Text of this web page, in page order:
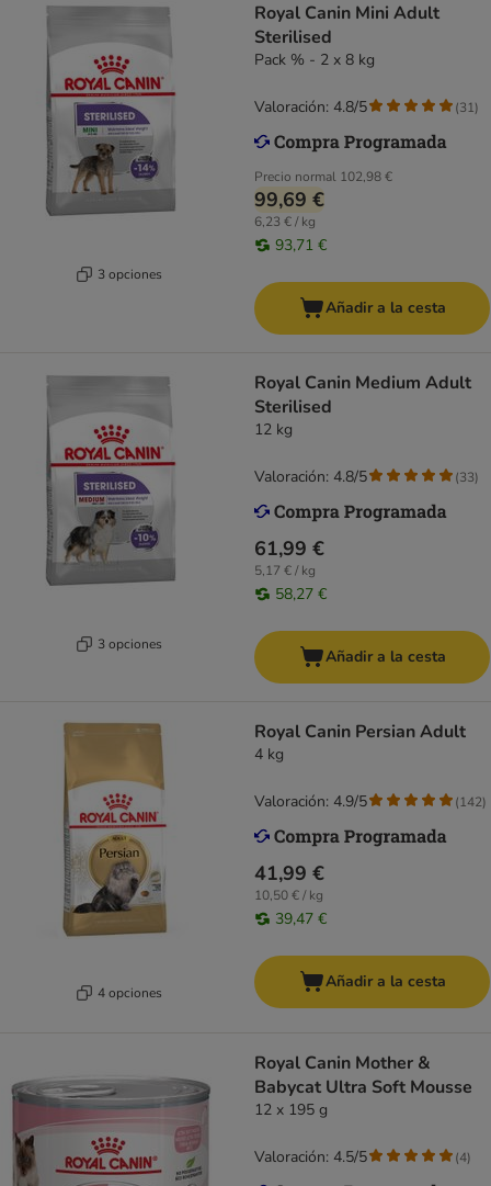
3 opciones
Royal Canin Mini Adult
Sterilised
Pack % - 2 x 8 kg
Precio normal 102,98 €
99,69 €
6,23 € / kg
93,71 €
Valoración: 4.8/5 (31)
Añadir a la cesta
3 opciones
Royal Canin Medium Adult
Sterilised
12 kg
61,99 €
5,17 € / kg
58,27 €
Valoración: 4.8/5 (33)
Añadir a la cesta
4 opciones
Royal Canin Persian Adult
4 kg
41,99 €
10,50 € / kg
39,47 €
Valoración: 4.9/5 (142)
Añadir a la cesta
Royal Canin Mother &
Babycat Ultra Soft Mousse
12 x 195 g
Valoración: 4.5/5 (4)